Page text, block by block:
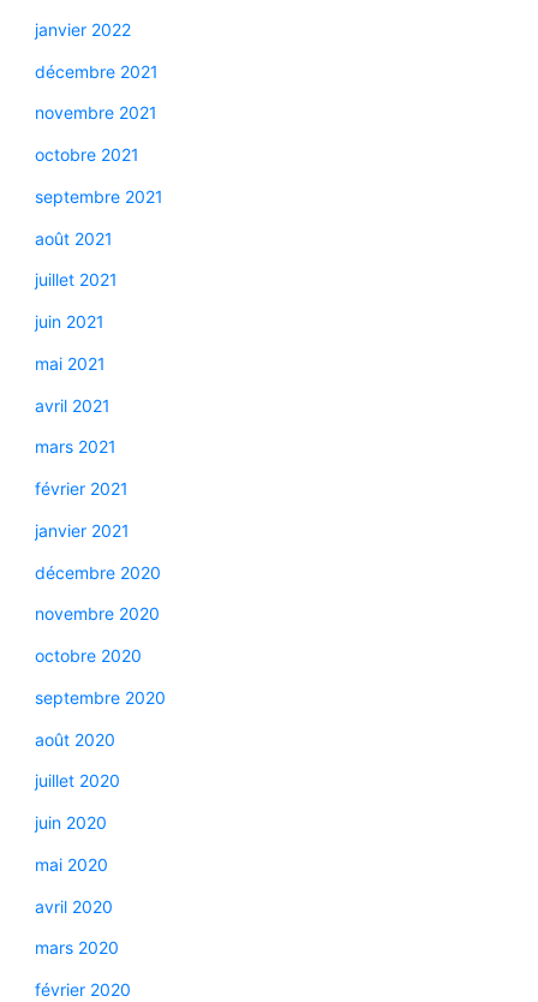
janvier 2022
décembre 2021
novembre 2021
octobre 2021
septembre 2021
août 2021
juillet 2021
juin 2021
mai 2021
avril 2021
mars 2021
février 2021
janvier 2021
décembre 2020
novembre 2020
octobre 2020
septembre 2020
août 2020
juillet 2020
juin 2020
mai 2020
avril 2020
mars 2020
février 2020